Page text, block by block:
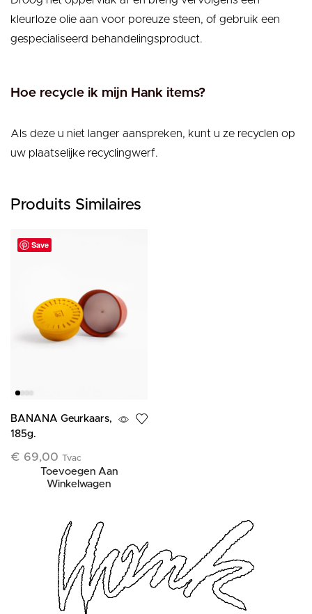
kleurloze olie aan voor poreuze steen, of gebruik een
gespecialiseerd behandelingsproduct.
Hoe recycle ik mijn Hank items?
Als deze u niet langer aanspreken, kunt u ze recyclen op
uw plaatselijke recyclingwerf.
Produits Similaires
Save
BANANA Geurkaars,
185g.
€ 69,00 Tvac
Toevoegen Aan
Winkelwagen